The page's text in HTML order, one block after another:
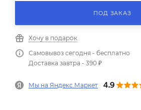
ПОД ЗАКАЗ
Хочу в подарок
Самовывоз сегодня - бесплатно
Доставка завтра - 390 ₽
Мы на Яндекс.Маркет